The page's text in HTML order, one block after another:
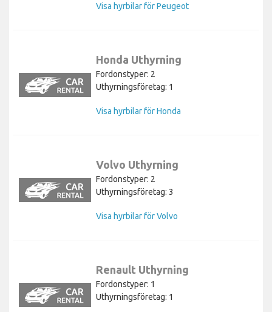
Visa hyrbilar för Peugeot
Honda Uthyrning
Fordonstyper: 2
Uthyrningsföretag: 1
Visa hyrbilar för Honda
Volvo Uthyrning
Fordonstyper: 2
Uthyrningsföretag: 3
Visa hyrbilar för Volvo
Renault Uthyrning
Fordonstyper: 1
Uthyrningsföretag: 1